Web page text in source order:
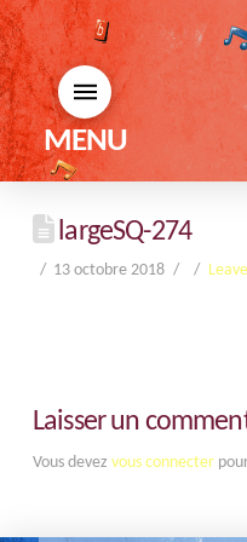
MENU
largeSQ-274
13 octobre 2018
Laisser un
Vous devez vous connecter